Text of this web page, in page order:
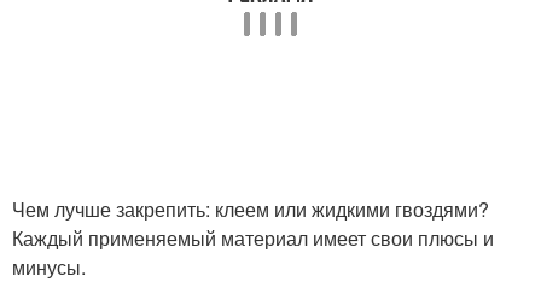
Чем лучше закрепить: клеем или жидкими гвоздями?
Каждый применяемый материал имеет свои плюсы и
минусы.